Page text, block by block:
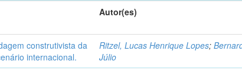
Autor(es)
construtivista da
internacional.
Ritzel, Lucas Henrique Lopes;
Júlio